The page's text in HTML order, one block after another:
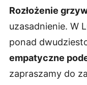
Rozłożenie
uzasadnienie. W
ponad
empatyczne
zapraszamy do